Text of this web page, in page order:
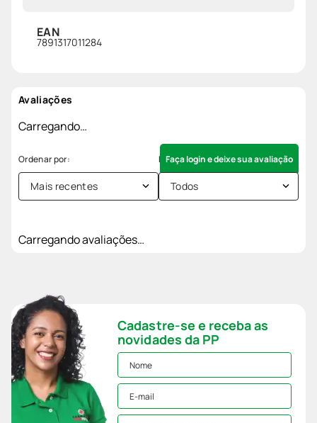
EAN
7891317011284
Avaliações
Carregando…
Faça login e deixe sua avaliação
Mais recentes Todos
Carregando avaliações…
Cadastre-se e receba as
novidades da PP